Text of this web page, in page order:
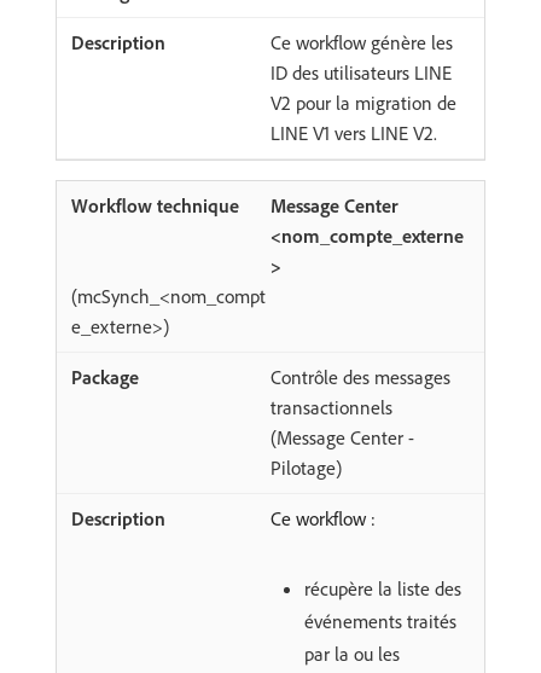
Ce workflow génère les
ID des utilisateurs LINE
V2 pour la migration de
LINE V1 vers LINE V2.
Message Center
<nom_compte_externe
>
(mcSynch_<nom_compt
e_externe>)
Contrôle des messages
transactionnels
(Message Center -
Pilotage)
Ce workflow :
récupère la liste des
événements traités
par la ou les